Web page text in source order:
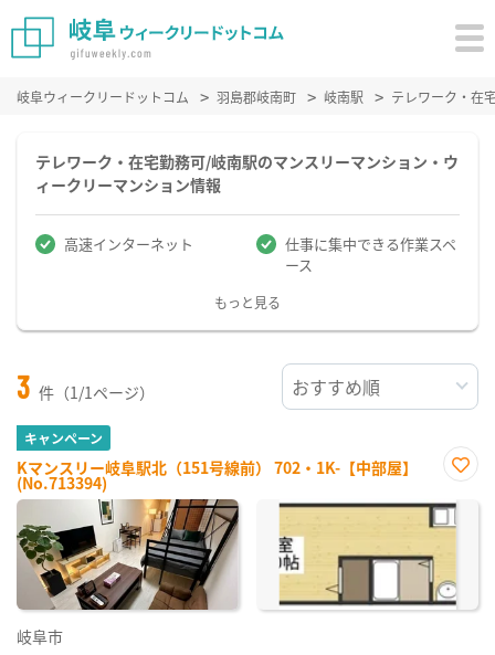
岐阜ウィークリードットコム 羽島郡岐南町 岐南駅 テレワーク・在
テレワーク・在宅勤務可/岐南駅のマンスリーマンション・ウ
ィークリーマンション情報
高速インターネット
仕事に集中できる作業スペ
ース
もっと見る
3 件（1/1ページ）
キャンペーン
Kマンスリー岐阜駅北（151号線前） 702・1K-【中部屋】
(No.713394)
に入
り登
岐阜市